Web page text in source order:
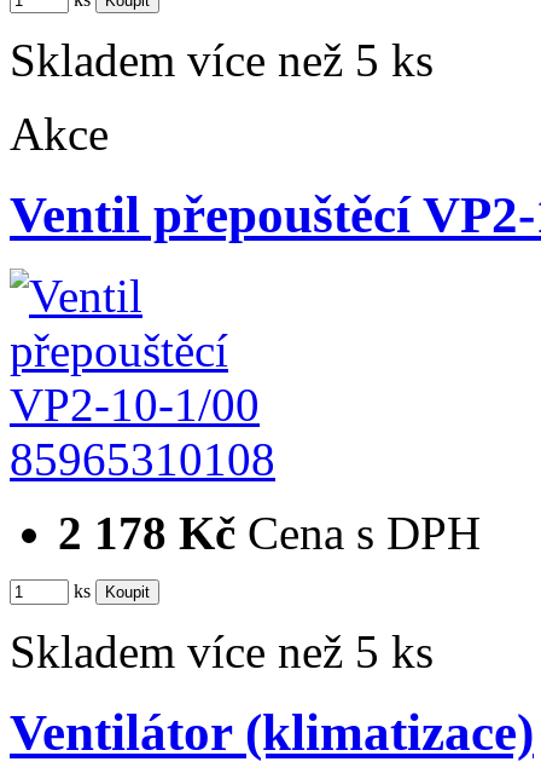
Skladem více než 5 ks
Akce
Ventil přepouštěcí
85965310108
2 178 Kč Cena s DPH
ks
Skladem více než 5 ks
Ventilátor (klimatizace)